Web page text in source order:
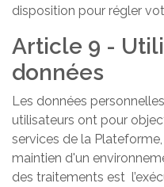
disposition pour régler
Article 9 -
données
Les données
utilisateurs ont pour
services de la
maintien d'un
des traitements est